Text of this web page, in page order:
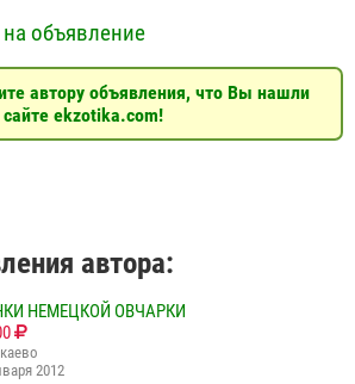
объявление
автору объявления, что Вы нашли
ekzotika.com!
автора:
НЕМЕЦКОЙ ОВЧАРКИ
2012